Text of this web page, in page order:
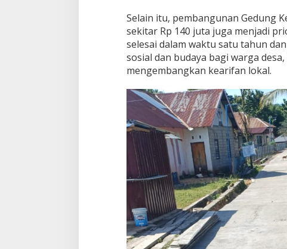
Selain itu, pembangunan Gedung
sekitar Rp 140 juta juga menjadi
selesai dalam waktu satu tahun
sosial dan budaya bagi warga
mengembangkan kearifan lokal.